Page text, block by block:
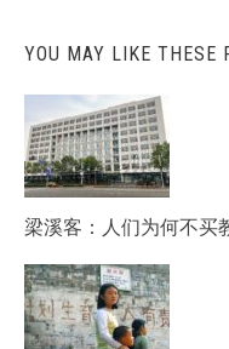
YOU MAY LIKE THESE
梁溪客：人们为何不买